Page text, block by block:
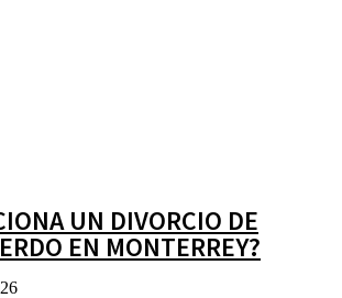
UN DIVORCIO DE
EN MONTERREY?